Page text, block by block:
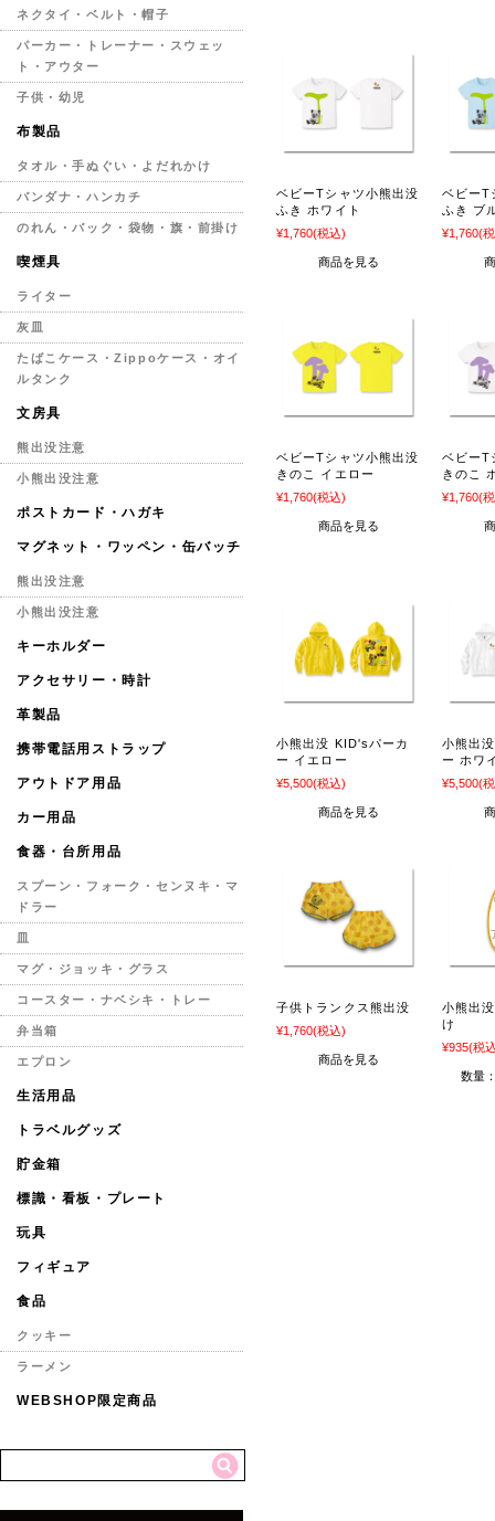
ベビーTシャツ小熊出没
ふき ホワイト
¥1,760(税込)
商品を見る
ベビーT
ふき ブ
¥1,760(
ベビーTシャツ小熊出没
きのこ イエロー
¥1,760(税込)
商品を見る
ベビーT
きのこ
¥1,760(
小熊出没 KID'sパーカ
ー イエロー
¥5,500(税込)
商品を見る
小熊出
ー ホワ
¥5,500(
子供トランクス熊出没
¥1,760(税込)
商品を見る
小熊出
け
¥935(税
数量
ネクタイ・ベルト・帽子
パーカー・トレーナー・スウェッ
ト・アウター
子供・幼児
布製品
タオル・手ぬぐい・よだれかけ
バンダナ・ハンカチ
のれん・バック・袋物・旗・前掛け
喫煙具
ライター
灰皿
たばこケース・Zippoケース・オイ
ルタンク
文房具
熊出没注意
小熊出没注意
ポストカード・ハガキ
マグネット・ワッペン・缶バッチ
熊出没注意
小熊出没注意
キーホルダー
アクセサリー・時計
革製品
携帯電話用ストラップ
アウトドア用品
カー用品
食器・台所用品
スプーン・フォーク・センヌキ・マ
ドラー
マグ・ジョッキ・グラス
コースター・ナベシキ・トレー
弁当箱
エプロン
生活用品
トラベルグッズ
貯金箱
標識・看板・プレート
玩具
フィギュア
食品
クッキー
ラーメン
WEBSHOP限定商品